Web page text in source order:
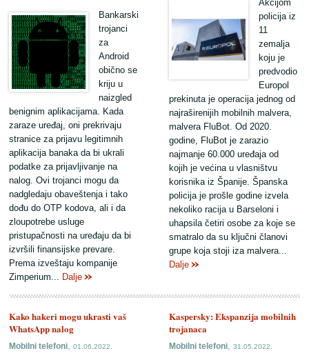
Akcijom
policija iz
11
zemalja
koju je
predvodio
Europol
prekinuta je operacija jednog od
najraširenijih mobilnih malvera,
malvera FluBot. Od 2020.
godine, FluBot je zarazio
najmanje 60.000 uređaja od
kojih je većina u vlasništvu
korisnika iz Španije. Španska
policija je prošle godine izvela
nekoliko racija u Barseloni i
uhapsila četiri osobe za koje se
smatralo da su ključni članovi
grupe koja stoji iza malvera...
Dalje
Bankarski
trojanci
za
Android
obično se
kriju u
naizgled
benignim aplikacijama. Kada
zaraze uređaj, oni prekrivaju
stranice za prijavu legitimnih
aplikacija banaka da bi ukrali
podatke za prijavljivanje na
nalog. Ovi trojanci mogu da
nadgledaju obaveštenja i tako
dođu do OTP kodova, ali i da
zloupotrebe usluge
pristupačnosti na uređaju da bi
izvršili finansijske prevare.
Prema izveštaju kompanije
Zimperium... Dalje
Kaspersky: Ekspanzija mobilnih
trojanaca
Mobilni telefoni,31.05.2022.
Kako hakeri mogu ukrasti vaš
WhatsApp nalog
Mobilni telefoni,01.06.2022.